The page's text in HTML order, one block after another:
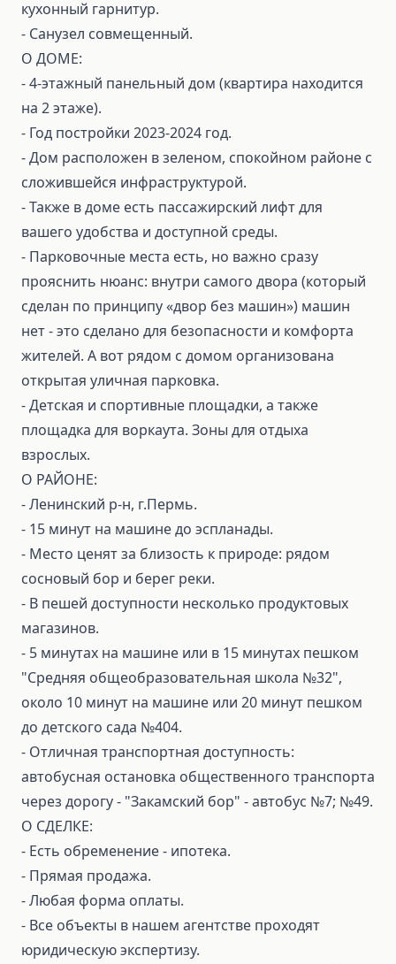
кухонный гарнитур.
- Санузел совмещенный.
О ДОМЕ:
- 4-этажный панельный дом (квартира находится
на 2 этаже).
- Год постройки 2023-2024 год.
- Дом расположен в зеленом, спокойном районе с
сложившейся инфраструктурой.
- Также в доме есть пассажирский лифт для
вашего удобства и доступной среды.
- Парковочные места есть, но важно сразу
прояснить нюанс: внутри самого двора (который
сделан по принципу «двор без машин») машин
нет - это сделано для безопасности и комфорта
жителей. А вот рядом с домом организована
открытая уличная парковка.
- Детская и спортивные площадки, а также
площадка для воркаута. Зоны для отдыха
взрослых.
О РАЙОНЕ:
- Ленинский р-н, г.Пермь.
- 15 минут на машине до эспланады.
- Место ценят за близость к природе: рядом
сосновый бор и берег реки.
- В пешей доступности несколько продуктовых
магазинов.
- 5 минутах на машине или в 15 минутах пешком
"Средняя общеобразовательная школа №32",
около 10 минут на машине или 20 минут пешком
до детского сада №404.
- Отличная транспортная доступность:
автобусная остановка общественного транспорта
через дорогу - "Закамский бор" - автобус №7; №49.
О СДЕЛКЕ:
- Есть обременение - ипотека.
⁃ Прямая продажа.
⁃ Любая форма оплаты.
⁃ Все объекты в нашем агентстве проходят
юридическую экспертизу.